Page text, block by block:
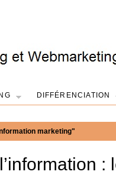
DIFFÉRENCIATION
marketing"
: